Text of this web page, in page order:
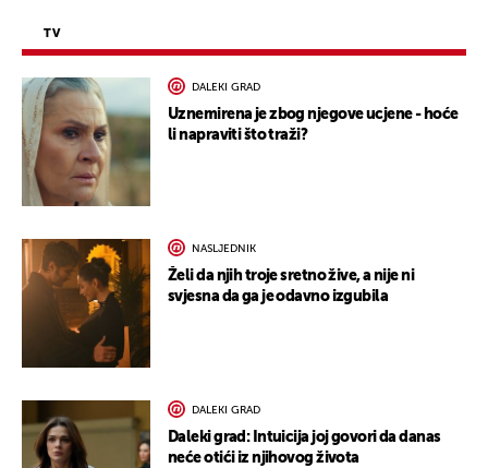
TV
DALEKI GRAD
Uznemirena je zbog njegove ucjene - hoće
li napraviti što traži?
NASLJEDNIK
Želi da njih troje sretno žive, a nije ni
svjesna da ga je odavno izgubila
DALEKI GRAD
Daleki grad: Intuicija joj govori da danas
neće otići iz njihovog života